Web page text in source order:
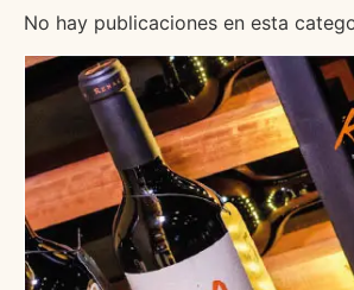
No hay publicaciones en esta